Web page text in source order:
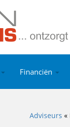
Financiën
Adviseurs «